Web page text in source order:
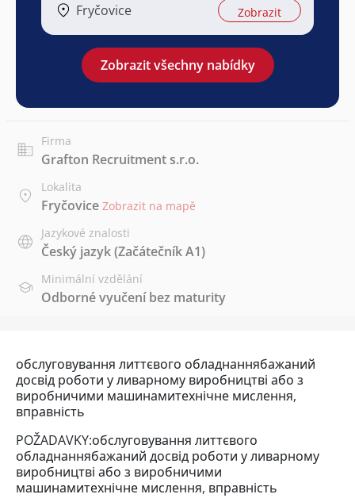
Fryčovice Zobrazit
Zobrazit všechny nabídky
Firma
Grafton Recruitment s.r.o.
Lokalita
Fryčovice Zobrazit na mapě
Jazykové znalosti
Český jazyk(Začátečník A1)
Minimální vzdělání
Odborné vyučení bez maturity
обслуговування литтєвого обладнаннябажаний
досвід роботи у ливарному виробництві або з
виробничими машинамитехнічне мислення,
вправність
POŽADAVKY:обслуговування литтєвого
обладнаннябажаний досвід роботи у ливарному
виробництві або з виробничими
машинамитехнічне мислення, вправність